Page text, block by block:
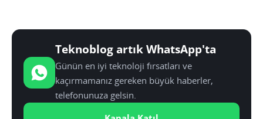
Teknoblog artık WhatsApp'ta
Günün en iyi teknoloji fırsatları ve
kaçırmamanız gereken büyük haberler,
telefonunuza gelsin.